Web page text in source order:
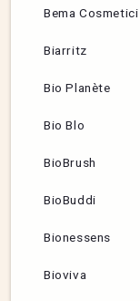
Bema Cosmetici
Biarritz
Bio Planète
Bio Blo
BioBrush
BioBuddi
Bionessens
Bioviva